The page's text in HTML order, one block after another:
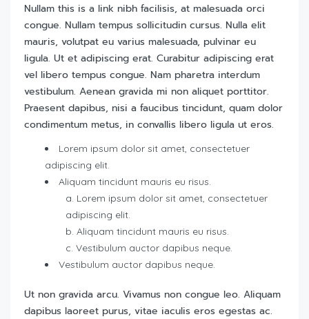
Nullam this is a link nibh facilisis, at malesuada orci
congue. Nullam tempus sollicitudin cursus. Nulla elit
mauris, volutpat eu varius malesuada, pulvinar eu
ligula. Ut et adipiscing erat. Curabitur adipiscing erat
vel libero tempus congue. Nam pharetra interdum
vestibulum. Aenean gravida mi non aliquet porttitor.
Praesent dapibus, nisi a faucibus tincidunt, quam dolor
condimentum metus, in convallis libero ligula ut eros.
Lorem ipsum dolor sit amet, consectetuer
adipiscing elit.
Aliquam tincidunt mauris eu risus.
Lorem ipsum dolor sit amet, consectetuer
adipiscing elit.
Aliquam tincidunt mauris eu risus.
Vestibulum auctor dapibus neque.
Vestibulum auctor dapibus neque.
Ut non gravida arcu. Vivamus non congue leo. Aliquam
dapibus laoreet purus, vitae iaculis eros egestas ac.